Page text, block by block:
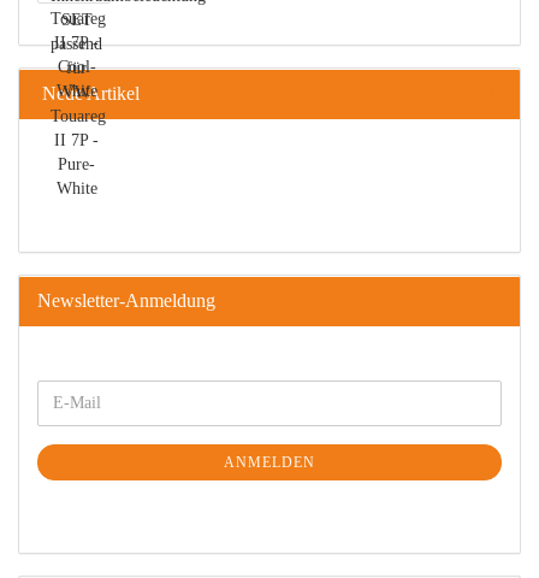
Neue Artikel
Newsletter-Anmeldung
ANMELDEN